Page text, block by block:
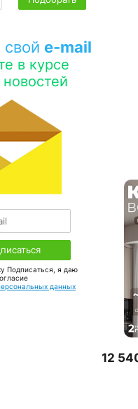
свой e-mail
в курсе
Подписаться, я даю
данных
12